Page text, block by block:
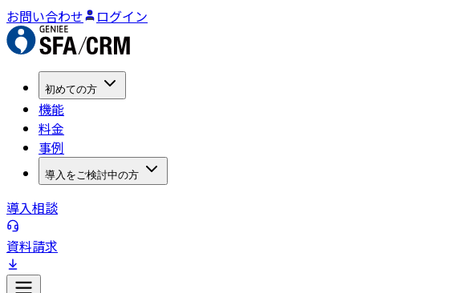
お問い合わせ ログイン
初めての方
機能
料金
事例
導入をご検討中の方
導入相談
資料請求